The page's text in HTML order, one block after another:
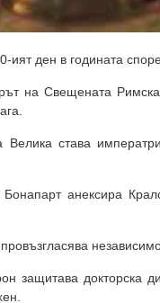
ден в годината
на Свещената
Велика става
анексира
защитава докторска